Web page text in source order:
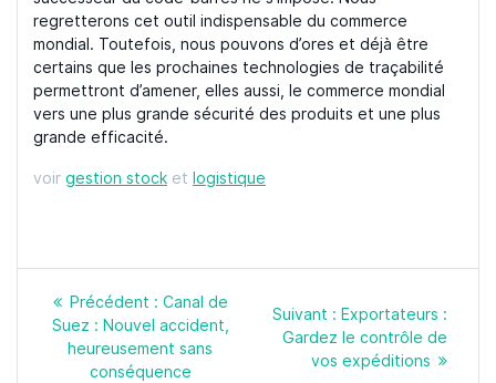
regretterons cet outil indispensable du commerce
mondial. Toutefois, nous pouvons d’ores et déjà être
certains que les prochaines technologies de traçabilité
permettront d’amener, elles aussi, le commerce mondial
vers une plus grande sécurité des produits et une plus
grande efficacité.
voir gestion stock et logistique
l’article
Précédent : Article
précédent
:
Canal de
Suez : Nouvel accident,
heureusement sans
conséquence
Suivant : Article
suivant
:
Exportateurs :
Gardez le contrôle de
vos expéditions